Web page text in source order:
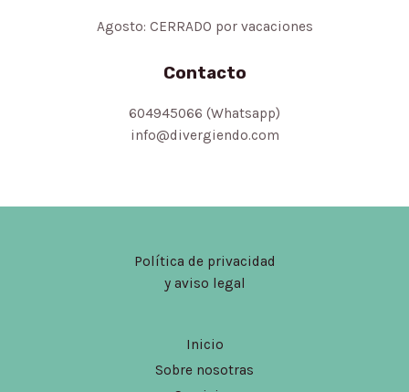
Agosto: CERRADO por vacaciones
Contacto
604945066 (Whatsapp)
info@divergiendo.com
Política de privacidad
y aviso legal
Inicio
Sobre nosotras